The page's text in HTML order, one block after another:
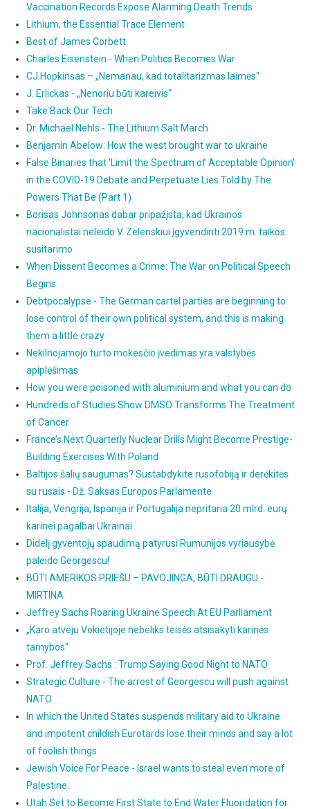
Vaccination Records Expose Alarming Death Trends
Lithium, the Essential Trace Element
Best of James Corbett
Charles Eisenstein - When Politics Becomes War
CJ Hopkinsas – „Nemanau, kad totalitarizmas laimės“
J. Erlickas - „Nenoriu būti kareivis“
Take Back Our Tech
Dr. Michael Nehls - The Lithium Salt March
Benjamin Abelow: How the west brought war to ukraine
False Binaries that 'Limit the Spectrum of Acceptable Opinion'
in the COVID-19 Debate and Perpetuate Lies Told by The
Powers That Be (Part 1)
Borisas Johnsonas dabar pripažįsta, kad Ukrainos
nacionalistai neleido V. Zelenskiui įgyvendinti 2019 m. taikos
susitarimo
When Dissent Becomes a Crime: The War on Political Speech
Begins
Debtpocalypse - The German cartel parties are beginning to
lose control of their own political system, and this is making
them a little crazy
Nekilnojamojo turto mokesčio įvedimas yra valstybės
apiplėšimas
How you were poisoned with aluminium and what you can do
Hundreds of Studies Show DMSO Transforms The Treatment
of Cancer
France’s Next Quarterly Nuclear Drills Might Become Prestige-
Building Exercises With Poland
Baltijos šalių saugumas? Sustabdykite rusofobiją ir derėkitės
su rusais - Dž. Saksas Europos Parlamente
Italija, Vengrija, Ispanija ir Portugalija nepritaria 20 mlrd. eurų
karinei pagalbai Ukrainai
Didelį gyventojų spaudimą patyrusi Rumunijos vyriausybė
paleido Georgescu!
BŪTI AMERIKOS PRIEŠU – PAVOJINGA, BŪTI DRAUGU -
MIRTINA
Jeffrey Sachs Roaring Ukraine Speech At EU Parliament
„Karo atveju Vokietijoje nebeliks teisės atsisakyti karinės
tarnybos“
Prof. Jeffrey Sachs : Trump Saying Good Night to NATO
Strategic Culture - The arrest of Georgescu will push against
NATO
In which the United States suspends military aid to Ukraine
and impotent childish Eurotards lose their minds and say a lot
of foolish things
Jewish Voice For Peace - Israel wants to steal even more of
Palestine.
Utah Set to Become First State to End Water Fluoridation for